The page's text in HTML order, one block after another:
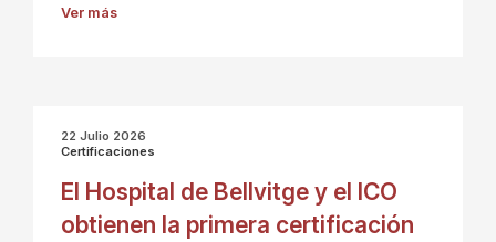
Ver más
22 Julio 2026
Certificaciones
El Hospital de Bellvitge y el ICO
obtienen la primera certificación